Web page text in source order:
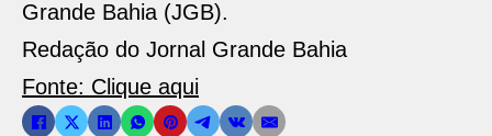
Grande Bahia (JGB).
Redação do Jornal Grande Bahia
Fonte: Clique aqui